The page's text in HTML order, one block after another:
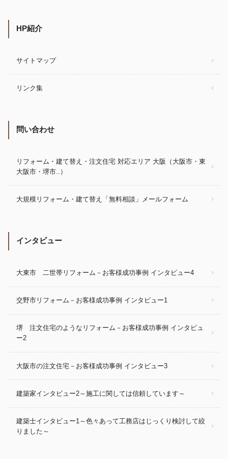
HP紹介
サイトマップ
リンク集
問い合わせ
リフォーム・建て替え・注文住宅 対応エリア 大阪（大阪市・東
大阪市・堺市..）
大規模リフォーム・建て替え「無料相談」メールフォーム
インタビュー
大東市 二世帯リフォーム－お客様成功事例 インタビュー4
交野市リフォーム－お客様成功事例 インタビュー1
堺 注文住宅のようなリフォーム－お客様成功事例 インタビュ
ー2
大阪市の注文住宅－お客様成功事例 インタビュー3
建築家インタビュー2～施工に関しては信頼しています～
建築士インタビュー1～色々あって工務店はじっくり検討して絞
りました～